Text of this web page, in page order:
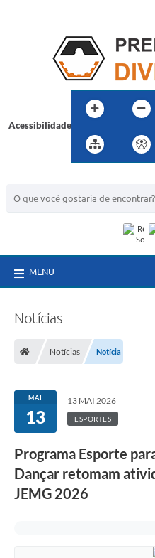
Acessibilidade
MENU
Notícias
Notícias Notícia
MAI
13
13 MAI 2026
ESPORTES
Programa Esporte
Dançar retomam
JEMG 2026